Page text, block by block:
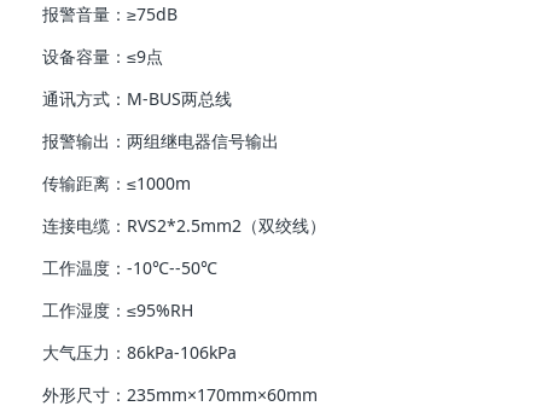
报警音量：≥75dB
设备容量：≤9点
通讯方式：M-BUS两总线
报警输出：两组继电器信号输出
传输距离：≤1000m
连接电缆：RVS2*2.5mm2（双绞线）
工作温度：-10℃--50℃
工作湿度：≤95%RH
大气压力：86kPa-106kPa
外形尺寸：235mm×170mm×60mm